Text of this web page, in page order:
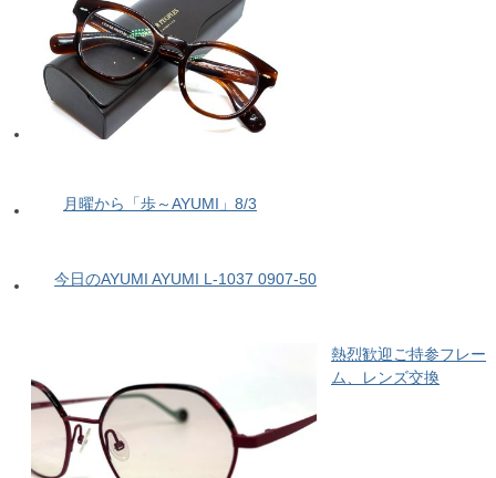
月曜から「歩～AYUMI」8/3
今日のAYUMI AYUMI L-1037 0907-50
熱烈歓迎ご持参フレー
ム、レンズ交換